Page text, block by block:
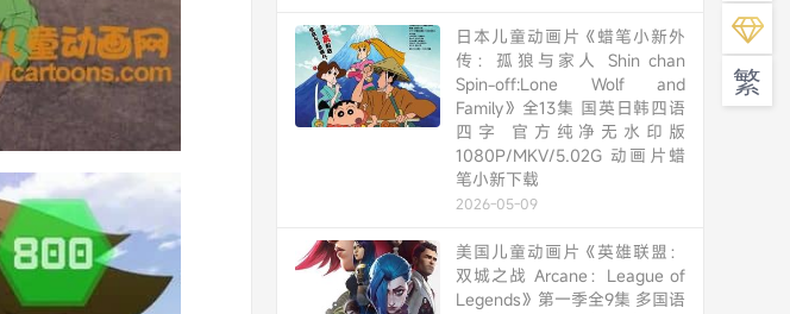
日本儿童动画片《蜡笔小新外
传：孤狼与家人 Shin chan
Spin-off:Lone Wolf and
Family》全13集 国英日韩四语
四字 官方纯净无水印版
1080P/MKV/5.02G 动画片蜡
笔小新下载
2026-05-09
美国儿童动画片《英雄联盟：
双城之战 Arcane：League of
Legends》第一季全9集 多国语
繁